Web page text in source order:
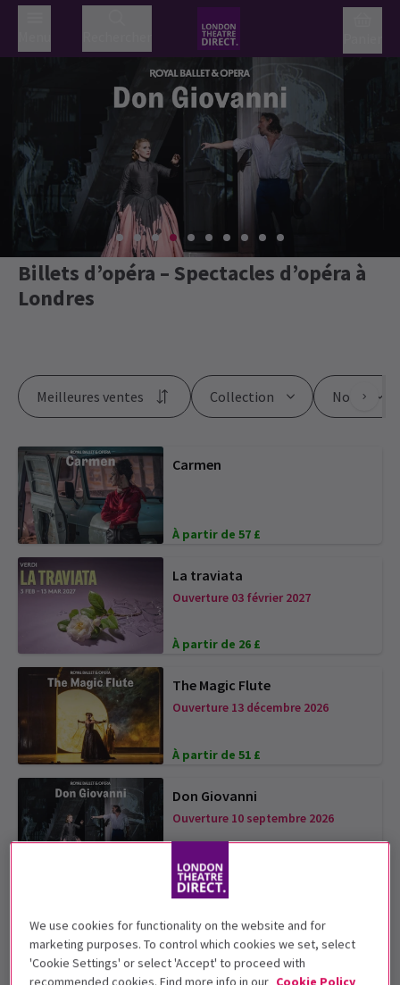
Billets d’opéra – Spectacles d’opéra à
Londres
Collection Note
Meilleures ventes
Carmen
À partir de 57 £
La traviata
Ouverture 03 février 2027
À partir de 26 £
The Magic Flute
Ouverture 13 décembre 2026
À partir de 51 £
Don Giovanni
Ouverture 10 septembre 2026
À partir de 51 £
Ouverture 30 octobre 2026
À partir de 26 £
We use cookies for functionality on the website and for
marketing purposes. To control which cookies we set, select
'Cookie Settings' or select 'Accept' to proceed with
recommended cookies. Find more info in our Cookie Policy